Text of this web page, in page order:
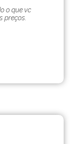
o que vc
preços.